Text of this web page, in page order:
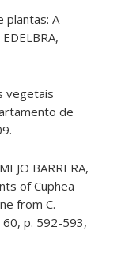
plantas: A
vegetais
de
BARRERA,
of Cuphea
from C.
60, p. 592-593,